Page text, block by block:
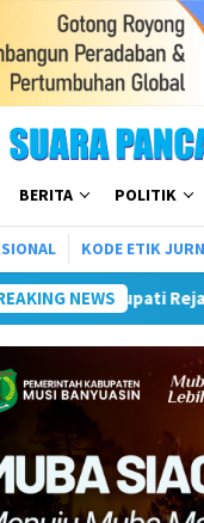
BERITA POLITIK
KODE ETIK
NEWS
Pembangunan